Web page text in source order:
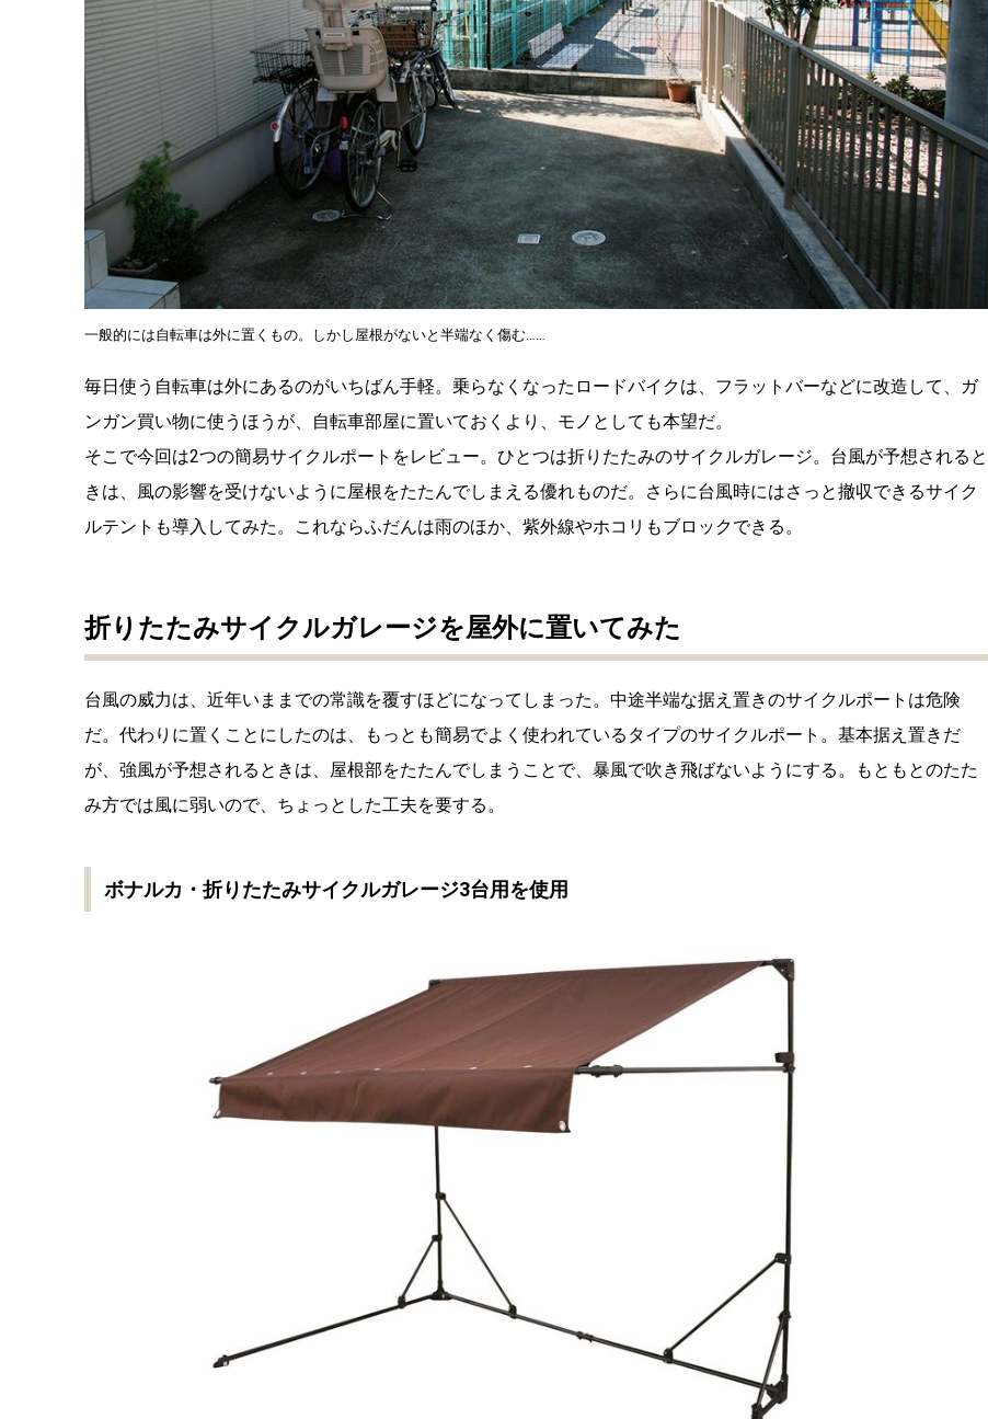
一般的には自転車は外に置くもの。しかし屋根がないと半端なく傷む……
毎日使う自転車は外にあるのがいちばん手軽。乗らなくなったロードバイクは、フラットバーなどに改造して、ガ
ンガン買い物に使うほうが、自転車部屋に置いておくより、モノとしても本望だ。
そこで今回は2つの簡易サイクルポートをレビュー。ひとつは折りたたみのサイクルガレージ。台風が予想されると
きは、風の影響を受けないように屋根をたたんでしまえる優れものだ。さらに台風時にはさっと撤収できるサイク
ルテントも導入してみた。これならふだんは雨のほか、紫外線やホコリもブロックできる。
折りたたみサイクルガレージを屋外に置いてみた
台風の威力は、近年いままでの常識を覆すほどになってしまった。中途半端な据え置きのサイクルポートは危険
だ。代わりに置くことにしたのは、もっとも簡易でよく使われているタイプのサイクルポート。基本据え置きだ
が、強風が予想されるときは、屋根部をたたんでしまうことで、暴風で吹き飛ばないようにする。もともとのたた
み方では風に弱いので、ちょっとした工夫を要する。
ボナルカ・折りたたみサイクルガレージ3台用を使用